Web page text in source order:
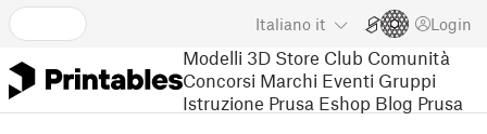
Italiano it Login
Modelli 3D Store Club Comunità
Concorsi Marchi Eventi Gruppi
Istruzione Prusa Eshop Blog Prusa